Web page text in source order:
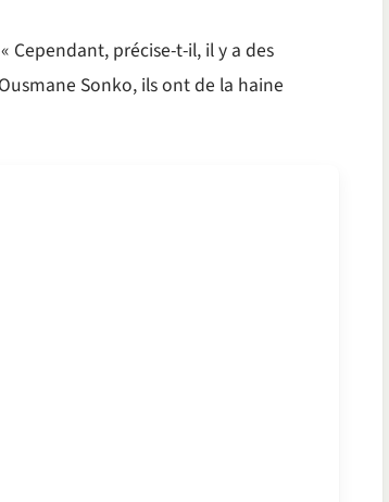
Cependant, précise-t-il, il y a des
Sonko, ils ont de la haine